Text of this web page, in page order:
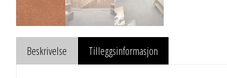
Beskrivelse Tilleggsinformasjon